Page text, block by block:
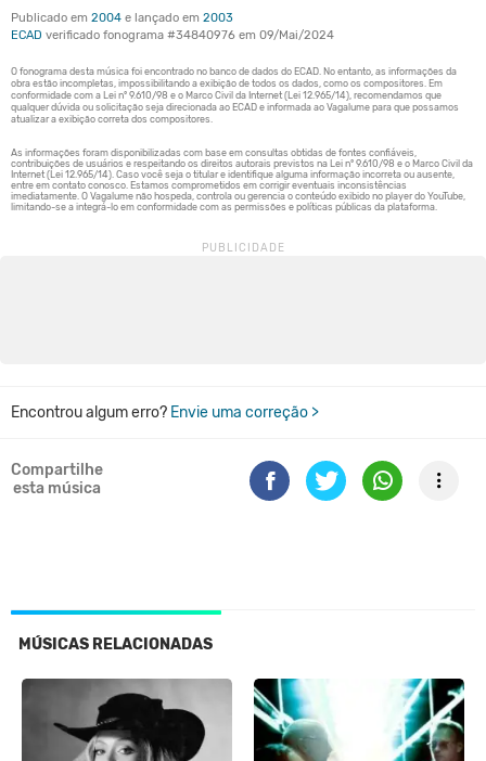
Publicado em 2004 e lançado em 2003
ECAD verificado fonograma #34840976 em 09/Mai/2024
Encontrou algum erro? Envie uma correção >
Compartilhe
esta música
MÚSICAS RELACIONADAS